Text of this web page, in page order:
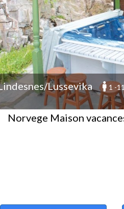
Lussevika 1 -
Norvege Maison